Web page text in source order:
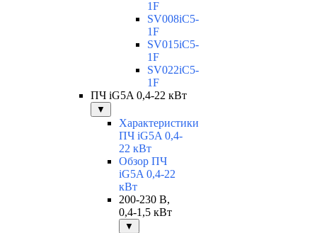
1F
SV008iC5-
1F
SV015iC5-
1F
SV022iC5-
1F
ПЧ iG5A 0,4-22 кВт
▼
Характеристики
ПЧ iG5A 0,4-
22 кВт
Обзор ПЧ
iG5A 0,4-22
кВт
200-230 В,
0,4-1,5 кВт
▼